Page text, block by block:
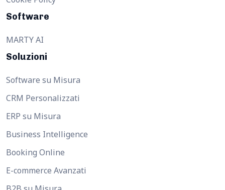
Software
MARTY AI
Soluzioni
Software su Misura
CRM Personalizzati
ERP su Misura
Business Intelligence
Booking Online
E-commerce Avanzati